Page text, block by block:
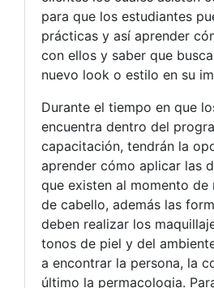
para que los estudiantes
prácticas y así aprender
con ellos y saber que
nuevo look o estilo en su
Durante el tiempo en que
encuentra dentro del
capacitación, tendrán la
aprender cómo aplicar las
que existen al momento
de cabello, además las
deben realizar los
tonos de piel y del
a encontrar la persona, la
último la permacologia.